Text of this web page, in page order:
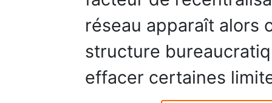
réseau apparaît alors
structure
effacer certaines